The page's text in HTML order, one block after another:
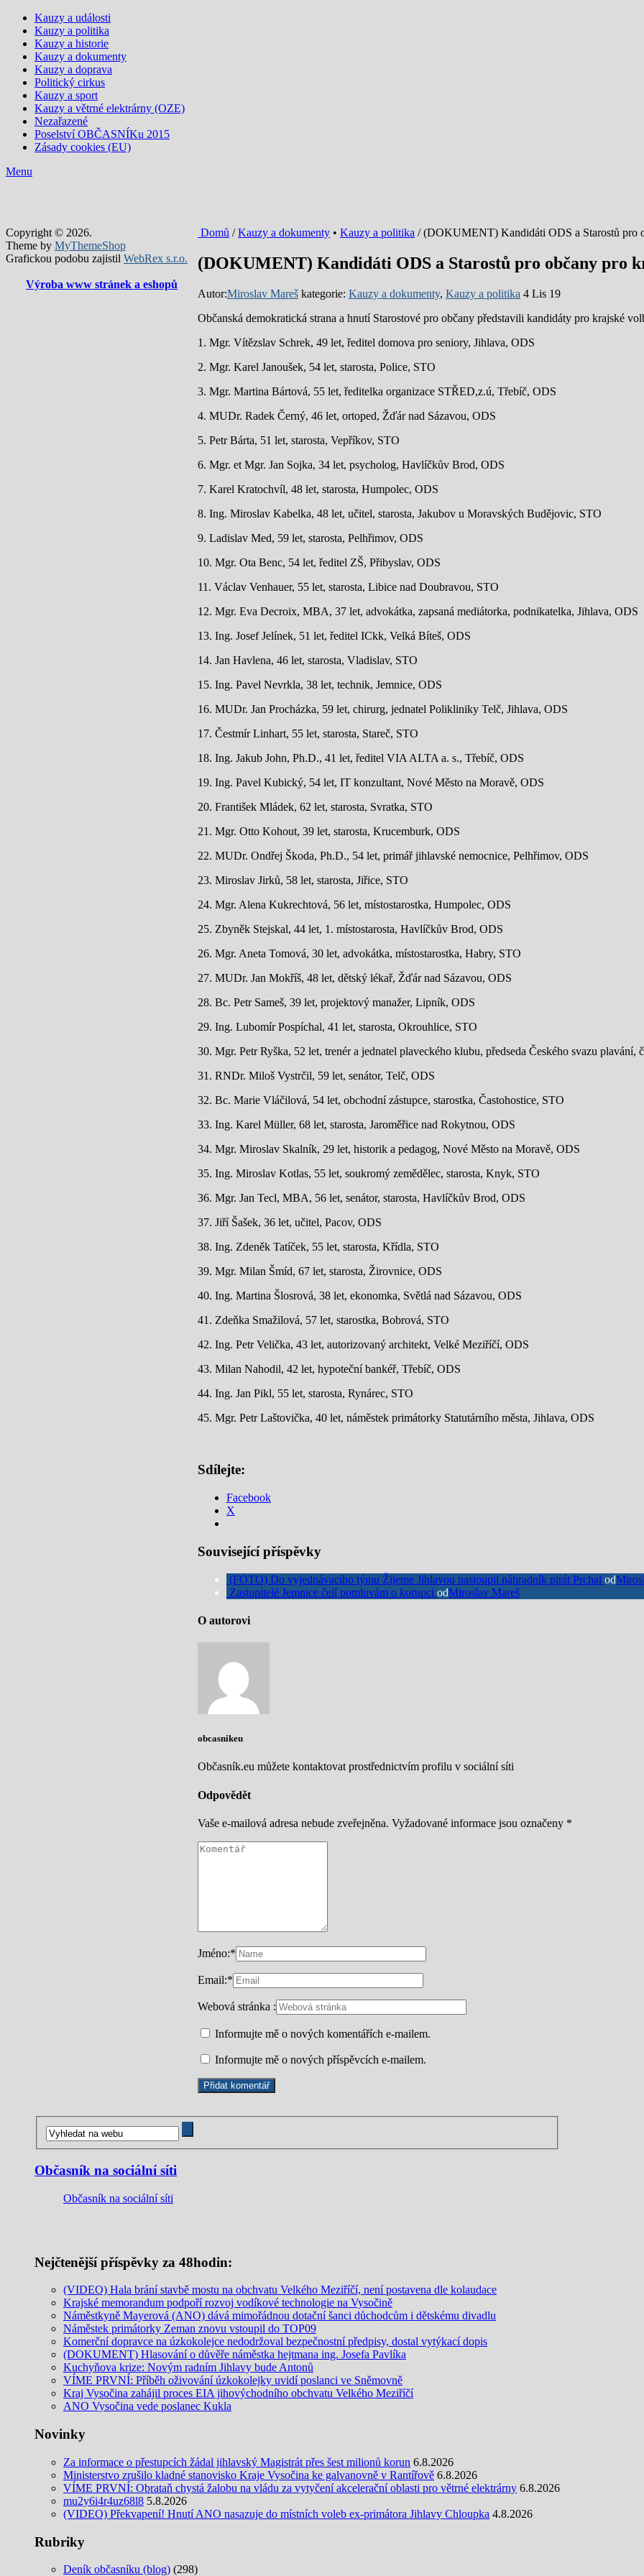
Kauzy a události
Kauzy a politika
Kauzy a historie
Kauzy a dokumenty
Kauzy a doprava
Politický cirkus
Kauzy a sport
Kauzy a větrné elektrárny (OZE)
Nezařazené
Poselství OBČASNÍKu 2015
Zásady cookies (EU)
Menu
Domů /Kauzy a dokumenty • Kauzy a politika / (DOKUMENT) Kandidáti ODS a Starostů pro
(DOKUMENT) Kandidáti ODS a Starostů pro občany pro
Autor:Miroslav Mareš kategorie: Kauzy a dokumenty, Kauzy a politika 4 Lis 19
Občanská demokratická strana a hnutí Starostové pro občany představili kandidáty pro krajské
1. Mgr. Vítězslav Schrek, 49 let, ředitel domova pro seniory, Jihlava, ODS
2. Mgr. Karel Janoušek, 54 let, starosta, Police, STO
3. Mgr. Martina Bártová, 55 let, ředitelka organizace STŘED,z.ú, Třebíč, ODS
4. MUDr. Radek Černý, 46 let, ortoped, Žďár nad Sázavou, ODS
5. Petr Bárta, 51 let, starosta, Vepříkov, STO
6. Mgr. et Mgr. Jan Sojka, 34 let, psycholog, Havlíčkův Brod, ODS
7. Karel Kratochvíl, 48 let, starosta, Humpolec, ODS
8. Ing. Miroslav Kabelka, 48 let, učitel, starosta, Jakubov u Moravských Budějovic, STO
9. Ladislav Med, 59 let, starosta, Pelhřimov, ODS
10. Mgr. Ota Benc, 54 let, ředitel ZŠ, Přibyslav, ODS
11. Václav Venhauer, 55 let, starosta, Libice nad Doubravou, STO
12. Mgr. Eva Decroix, MBA, 37 let, advokátka, zapsaná mediátorka, podnikatelka, Jihlava, ODS
13. Ing. Josef Jelínek, 51 let, ředitel ICkk, Velká Bíteš, ODS
14. Jan Havlena, 46 let, starosta, Vladislav, STO
15. Ing. Pavel Nevrkla, 38 let, technik, Jemnice, ODS
16. MUDr. Jan Procházka, 59 let, chirurg, jednatel Polikliniky Telč, Jihlava, ODS
17. Čestmír Linhart, 55 let, starosta, Stareč, STO
18. Ing. Jakub John, Ph.D., 41 let, ředitel VIA ALTA a. s., Třebíč, ODS
19. Ing. Pavel Kubický, 54 let, IT konzultant, Nové Město na Moravě, ODS
20. František Mládek, 62 let, starosta, Svratka, STO
21. Mgr. Otto Kohout, 39 let, starosta, Krucemburk, ODS
22. MUDr. Ondřej Škoda, Ph.D., 54 let, primář jihlavské nemocnice, Pelhřimov, ODS
23. Miroslav Jirků, 58 let, starosta, Jiřice, STO
24. Mgr. Alena Kukrechtová, 56 let, místostarostka, Humpolec, ODS
25. Zbyněk Stejskal, 44 let, 1. místostarosta, Havlíčkův Brod, ODS
26. Mgr. Aneta Tomová, 30 let, advokátka, místostarostka, Habry, STO
27. MUDr. Jan Mokříš, 48 let, dětský lékař, Žďár nad Sázavou, ODS
28. Bc. Petr Sameš, 39 let, projektový manažer, Lipník, ODS
29. Ing. Lubomír Pospíchal, 41 let, starosta, Okrouhlice, STO
30. Mgr. Petr Ryška, 52 let, trenér a jednatel plaveckého klubu, předseda Českého svazu
31. RNDr. Miloš Vystrčil, 59 let, senátor, Telč, ODS
32. Bc. Marie Vláčilová, 54 let, obchodní zástupce, starostka, Častohostice, STO
33. Ing. Karel Müller, 68 let, starosta, Jaroměřice nad Rokytnou, ODS
34. Mgr. Miroslav Skalník, 29 let, historik a pedagog, Nové Město na Moravě, ODS
35. Ing. Miroslav Kotlas, 55 let, soukromý zemědělec, starosta, Knyk, STO
36. Mgr. Jan Tecl, MBA, 56 let, senátor, starosta, Havlíčkův Brod, ODS
37. Jiří Šašek, 36 let, učitel, Pacov, ODS
38. Ing. Zdeněk Tatíček, 55 let, starosta, Křídla, STO
39. Mgr. Milan Šmíd, 67 let, starosta, Žirovnice, ODS
40. Ing. Martina Šlosrová, 38 let, ekonomka, Světlá nad Sázavou, ODS
41. Zdeňka Smažilová, 57 let, starostka, Bobrová, STO
42. Ing. Petr Velička, 43 let, autorizovaný architekt, Velké Meziříčí, ODS
43. Milan Nahodil, 42 let, hypoteční bankéř, Třebíč, ODS
44. Ing. Jan Pikl, 55 let, starosta, Rynárec, STO
45. Mgr. Petr Laštovička, 40 let, náměstek primátorky Statutárního města, Jihlava, ODS
Sdílejte:
Facebook
X
Související příspěvky
(FOTO) Do vyjednávacího týmu Žijeme Jihlavou nastoupil náhradník pirát Prchal od
Zastupitelé Jemnice čelí pomluvám o korupci odMiroslav Mareš
O autorovi
obcasnikeu
Občasník.eu můžete kontaktovat prostřednictvím profilu v sociální síti
Odpovědět
Vaše e-mailová adresa nebude zveřejněna. Vyžadované informace jsou označeny *
Jméno:*
Email:*
Webová stránka :
Informujte mě o nových komentářích e-mailem.
Informujte mě o nových příspěvcích e-mailem.
Občasník na sociální síti
Občasník na sociální síti
Nejčtenější příspěvky za 48hodin:
(VIDEO) Hala brání stavbě mostu na obchvatu Velkého Meziříčí, není postavena dle kolaudace
Krajské memorandum podpoří rozvoj vodíkové technologie na Vysočině
Náměstkyně Mayerová (ANO) dává mimořádnou dotační šanci důchodcům i dětskému divadlu
Náměstek primátorky Zeman znovu vstoupil do TOP09
Komerční dopravce na úzkokolejce nedodržoval bezpečnostní předpisy, dostal vytýkací dopis
(DOKUMENT) Hlasování o důvěře náměstka hejtmana ing. Josefa Pavlíka
Kuchyňova krize: Novým radním Jihlavy bude Antonů
VÍME PRVNÍ: Příběh oživování úzkokolejky uvidí poslanci ve Sněmovně
Kraj Vysočina zahájil proces EIA jihovýchodního obchvatu Velkého Meziříčí
ANO Vysočina vede poslanec Kukla
Novinky
Za informace o přestupcích žádal jihlavský Magistrát přes šest milionů korun 6.8.2026
Ministerstvo zrušilo kladné stanovisko Kraje Vysočina ke galvanovně v Rantířově 6.8.2026
VÍME PRVNÍ: Obrataň chystá žalobu na vládu za vytyčení akcelerační oblasti pro větrné elektrárny 6.8.2026
mu2y6i4r4uz68l8 5.8.2026
(VIDEO) Překvapení! Hnutí ANO nasazuje do místních voleb ex-primátora Jihlavy Chloupka 4.8.2026
Rubriky
Deník občasníku (blog) (298)
Copyright © 2026.
Theme by MyThemeShop
Grafickou podobu zajistil WebRex s.r.o.
Výroba www stránek a eshopů